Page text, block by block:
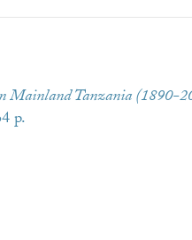
Mainland Tanzania (1890-
p.